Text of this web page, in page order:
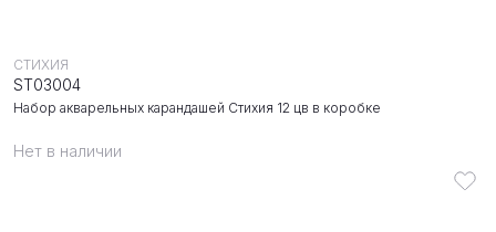
Нет в наличии
Набор акварельных карандашей Стихия 12 цв в коробке
СТИХИЯ
ST03004